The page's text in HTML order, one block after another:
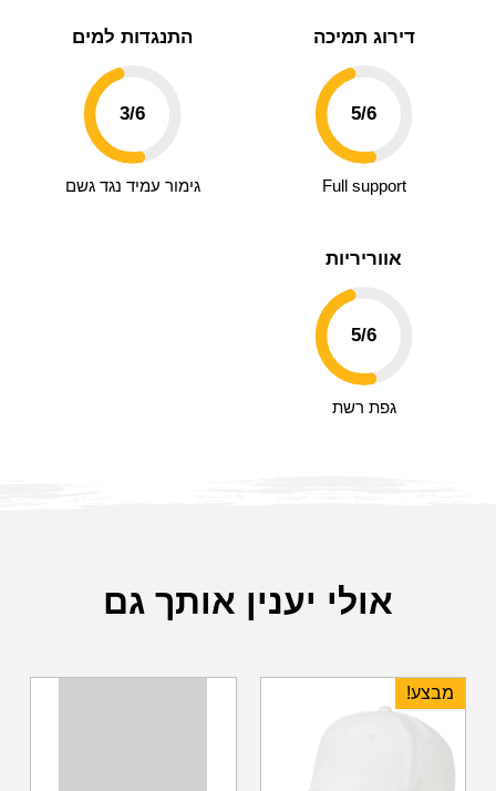
דירוג תמיכה
5/6
Full support
התנגדות למים
3/6
גימור עמיד נגד גשם
אווריריות
5/6
גפת רשת
אולי יענין אותך גם
מבצע!